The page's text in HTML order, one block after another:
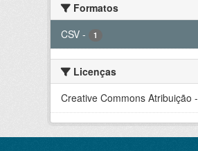
Formatos
CSV - 1
Licenças
Creative Commons Atribuição -